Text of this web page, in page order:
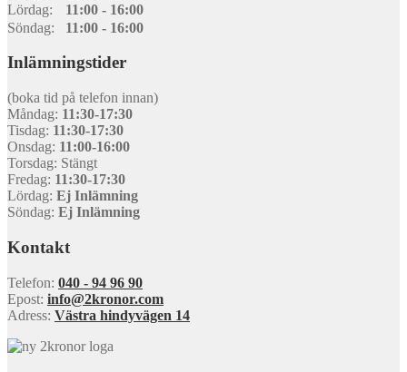
Lördag:
11:00 - 16:00
Söndag:
11:00 - 16:00
Inlämningstider
(boka tid på telefon innan)
Måndag: 11:30-17:30
Tisdag: 11:30-17:30
Onsdag: 11:00-16:00
Torsdag: Stängt
Fredag: 11:30-17:30
Lördag: Ej Inlämning
Söndag: Ej Inlämning
Kontakt
Telefon: 040 - 94 96 90
Epost: info@2kronor.com
Adress: Västra hindyvägen 14